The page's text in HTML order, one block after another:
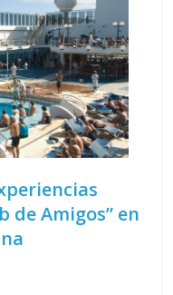
de Amigos” en